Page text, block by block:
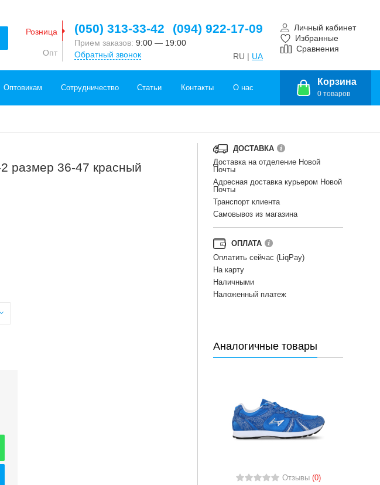
Розница
Опт
(050) 313-33-42 (094) 922-17-09
Прием заказов: 9:00 — 19:00
Обратный звонок
RU | UA
Личный кабинет
Избранные
Сравнения
Оптовикам Сотрудничество Статьи Контакты О нас
Корзина
0 товаров
размер 36-47 красный
ДОСТАВКА
Доставка на отделение Новой
Почты
Адресная доставка курьером Новой
Почты
Транспорт клиента
Самовывоз из магазина
ОПЛАТА
Оплатить сейчас (LiqPay)
На карту
Наличными
Наложенный платеж
Аналогичные товары
Отзывы (0)